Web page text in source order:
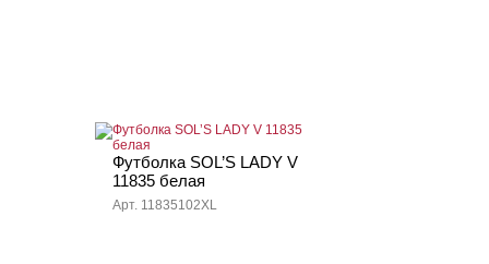
Футболка SOL’S LADY V
11835 белая
Арт. 11835102XL